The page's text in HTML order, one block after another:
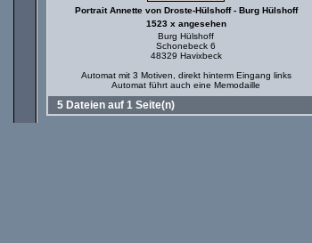
Portrait Annette von Droste-Hülshoff - Burg Hülshoff
1523 x angesehen
Burg Hülshoff
Schonebeck 6
48329 Havixbeck
Automat mit 3 Motiven, direkt hinterm Eingang links
Automat führt auch eine Memodaille
5 Dateien auf 1 Seite(n)